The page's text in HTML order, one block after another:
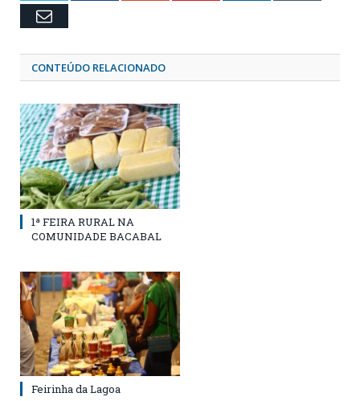
Email
CONTEÚDO RELACIONADO
1ª FEIRA RURAL NA
COMUNIDADE BACABAL
Feirinha da Lagoa